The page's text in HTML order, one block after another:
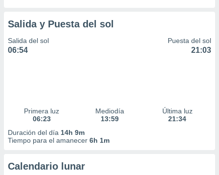
Salida y Puesta del sol
Salida del sol
06:54
Puesta del sol
21:03
Primera luz
06:23
Mediodía
13:59
Última luz
21:34
Duración del día 14h 9m
Tiempo para el amanecer 6h 1m
Calendario lunar